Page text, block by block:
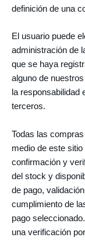
definición de una
El usuario puede
administración de
que se haya
alguno de
la responsabilidad
terceros.
Todas las
medio de este
confirmación y
del stock y
de pago,
cumplimiento de
pago
una verificación